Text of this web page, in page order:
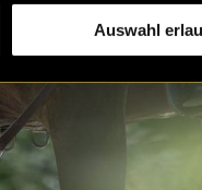
Auswahl